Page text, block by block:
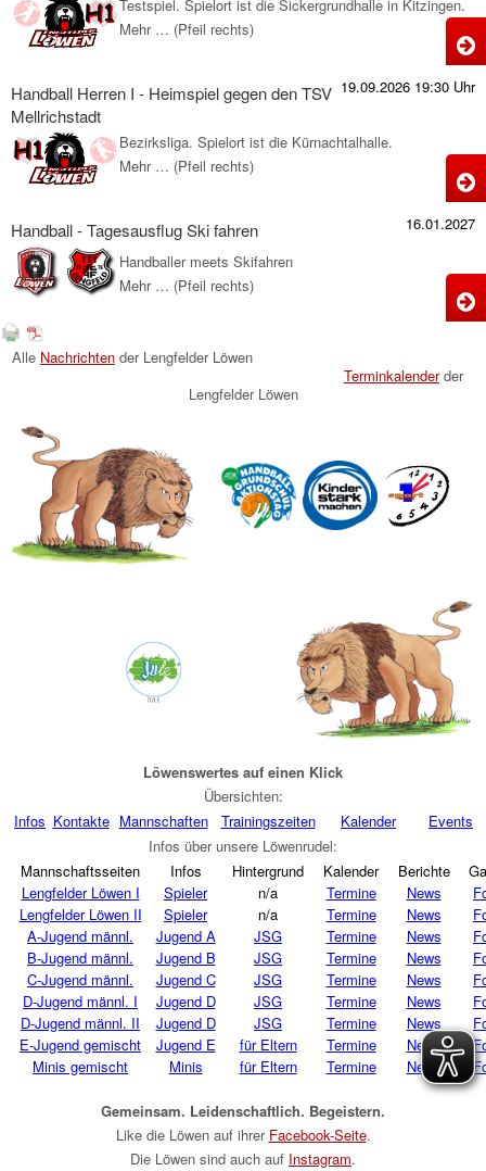
Testspiel. Spielort ist die Sickergrundhalle in Kitzingen.
Mehr … (Pfeil rechts)
19.09.2026 19:30 Uhr
Handball Herren I - Heimspiel gegen den TSV
Mellrichstadt
Bezirksliga. Spielort ist die Kürnachtalhalle.
Mehr … (Pfeil rechts)
-
16.01.2027
Handball - Tagesausflug Ski fahren
Handballer meets Skifahren
Mehr … (Pfeil rechts)
-
Alle Nachrichten der Lengfelder Löwen
Terminkalenderder
Lengfelder Löwen
Löwenswertes auf einen Klick
Übersichten:
Infos Kontakte Mannschaften Trainingszeiten Kalender
Events
Infos über unsere Löwenrudel:
Mannschaftsseiten
Infos Hintergrund Kalender Berichte
Lengfelder Löwen I
Spieler n/a Termine News
Lengfelder Löwen II
Spieler n/a Termine News
A-Jugend männl.
Jugend A JSG Termine News
B-Jugend männl.
Jugend B JSG Termine News
C-Jugend männl.
Jugend C JSG Termine News
D-Jugend männl. I
Jugend D JSG Termine News
D-Jugend männl. II
Jugend D JSG Termine News
E-Jugend gemischt
Jugend E für Eltern Termine News
Minis gemischt
Minis für Eltern Termine News
Gemeinsam. Leidenschaftlich. Begeistern.
Like die Löwen auf ihrer Facebook-Seite.
Die Löwen sind auch auf Instagram.